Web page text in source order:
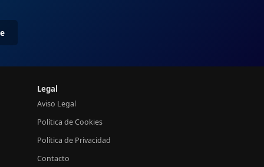
Legal
Aviso Legal
Política de Cookies
Política de Privacidad
Contacto